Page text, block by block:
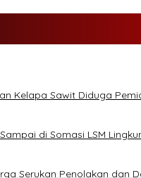
Kelapa Sawit Diduga
di Somasi LSM
Serukan Penolakan dan